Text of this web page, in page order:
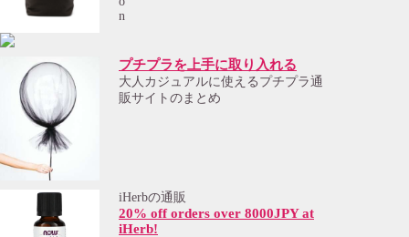
プチプラを上手に取り入れる
大人カジュアルに使えるプチプラ通
販サイトのまとめ
iHerbの通販
20% off orders over 8000JPY at
iHerb!